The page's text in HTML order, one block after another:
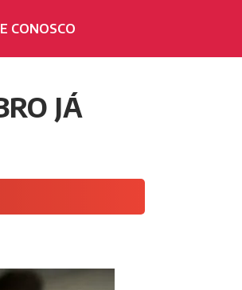
CONOSCO
JÁ